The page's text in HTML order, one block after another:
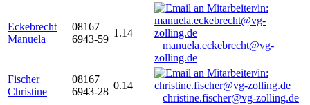
Eckebrecht
Manuela
08167
6943-59
1.14
manuela.eckebrecht@vg-
zolling.de
Fischer
Christine
08167
6943-28
0.14
christine.fischer@vg-zolling.de